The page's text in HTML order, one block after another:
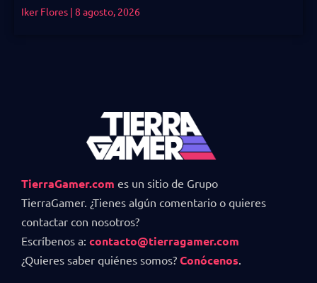
Iker Flores 8 agosto, 2026
TierraGamer.com es un sitio de Grupo
TierraGamer. ¿Tienes algún comentario o quieres
contactar con nosotros?
Escríbenos a: contacto@tierragamer.com
¿Quieres saber quiénes somos? Conócenos